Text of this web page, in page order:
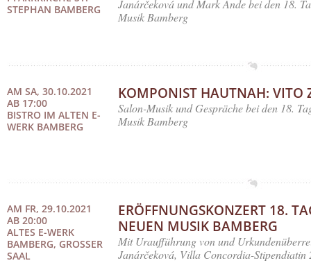
STEPHAN BAMBERG
Janárčeková und Mark Ande bei den 18.
Musik Bamberg
AM SA, 30.10.2021
AB 17:00
BISTRO IM ALTEN E-
WERK BAMBERG
KOMPONIST HAUTNAH: VITO
Salon-Musik und Gespräche bei den 18.
Musik Bamberg
AM FR, 29.10.2021
AB 20:00
ALTES E-WERK
BAMBERG, GROSSER S
AAL
ERÖFFNUNGSKONZERT 18.
NEUEN MUSIK BAMBERG
Mit Uraufführung von und
Janárčeková, Villa Concordia-Stipendiatin